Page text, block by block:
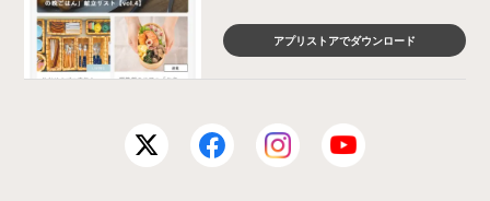
アプリストアでダウンロード